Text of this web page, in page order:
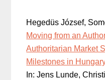
Hegedüs József,
Moving from an
Authoritarian Market
Milestones in
In: Jens Lunde,